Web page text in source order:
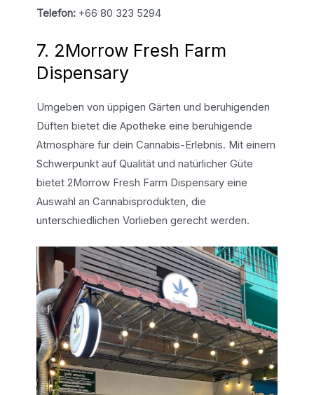
Telefon:+66 80 323 5294
7. 2Morrow Fresh Farm
Dispensary
Umgeben von üppigen Gärten und beruhigenden
Düften bietet die Apotheke eine beruhigende
Atmosphäre für dein Cannabis-Erlebnis. Mit einem
Schwerpunkt auf Qualität und natürlicher Güte
bietet 2Morrow Fresh Farm Dispensary eine
Auswahl an Cannabisprodukten, die
unterschiedlichen Vorlieben gerecht werden.